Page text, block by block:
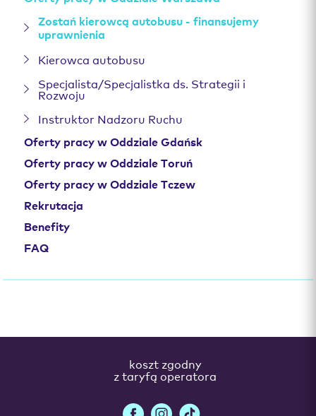
Zostań kierowcą autobusu - finansujemy
uprawnienia
Kierowca autobusu
Specjalista/Specjalistka ds. Strategii i
Rozwoju
Instruktor Nadzoru Ruchu
Oferty pracy w Oddziale Gdańsk
Oferty pracy w Oddziale Toruń
Oferty pracy w Oddziale Tczew
Rekrutacja
Benefity
FAQ
koszt zgodny
z taryfą operatora